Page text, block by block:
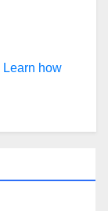
Learn how